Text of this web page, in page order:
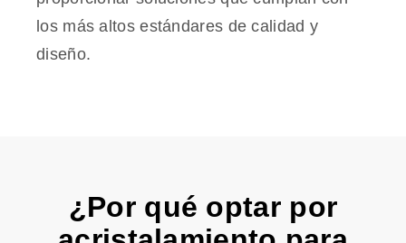
los más altos estándares de calidad y
diseño.
¿Por qué optar por